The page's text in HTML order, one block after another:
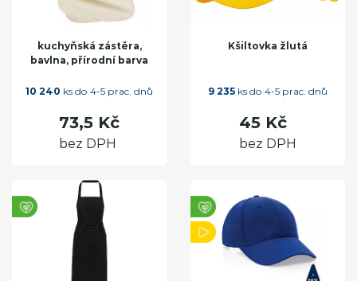
kuchyňská zástěra,
bavlna, přírodní barva
10 240 ks do 4-5 prac. dnů
73,5 Kč
bez DPH
Kšiltovka žlutá
9 235 ks do 4-5 prac. dnů
45 Kč
bez DPH